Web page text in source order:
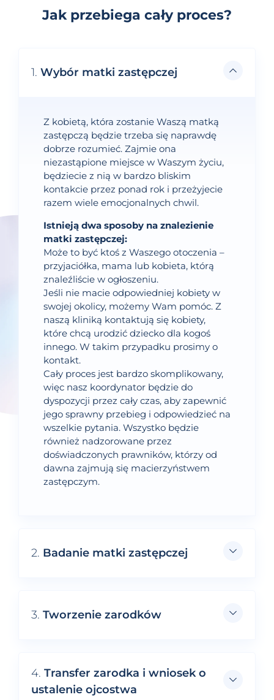
Jak przebiega cały proces?
1. Wybór matki zastępczej
Z kobietą, która zostanie Waszą matką
zastępczą będzie trzeba się naprawdę
dobrze rozumieć. Zajmie ona
niezastąpione miejsce w Waszym życiu,
będziecie z nią w bardzo bliskim
kontakcie przez ponad rok i przeżyjecie
razem wiele emocjonalnych chwil.
Istnieją dwa sposoby na znalezienie
matki zastępczej:
Może to być ktoś z Waszego otoczenia –
przyjaciółka, mama lub kobieta, którą
znaleźliście w ogłoszeniu.
Jeśli nie macie odpowiedniej kobiety w
swojej okolicy, możemy Wam pomóc. Z
naszą kliniką kontaktują się kobiety,
które chcą urodzić dziecko dla kogoś
innego. W takim przypadku prosimy o
kontakt.
Cały proces jest bardzo skomplikowany,
więc nasz koordynator będzie do
dyspozycji przez cały czas, aby zapewnić
jego sprawny przebieg i odpowiedzieć na
wszelkie pytania. Wszystko będzie
również nadzorowane przez
doświadczonych prawników, którzy od
dawna zajmują się macierzyństwem
zastępczym.
2. Badanie matki zastępczej
3. Tworzenie zarodków
4. Transfer zarodka i wniosek o
ustalenie ojcostwa